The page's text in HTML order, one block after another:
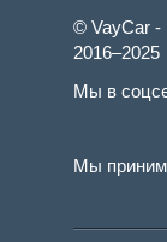
© VayCar -
2016–2025
Мы в
Мы